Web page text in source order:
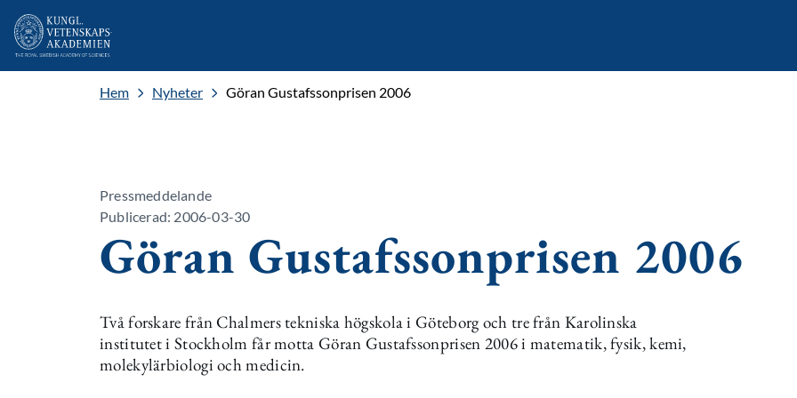
Hem Nyheter Göran Gustafssonprisen 2006
Pressmeddelande
Publicerad: 2006-03-30
Göran Gustafssonprisen 2006
Två forskare från Chalmers tekniska högskola i Göteborg och tre från Karolinska
institutet i Stockholm får motta Göran Gustafssonprisen 2006 i matematik, fysik, kemi,
molekylärbiologi och medicin.